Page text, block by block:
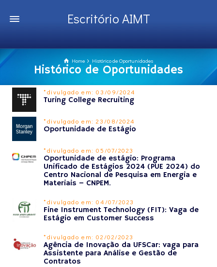
Escritório AIMT
Home Histórico de Oportunidades
Histórico de Oportunidades
*divulgado em: 03/09/2024
Turing College Recruiting
*divulgado em: 23/08/2024
Oportunidade de Estágio
*divulgado em: 05/07/2023
Oportunidade de estágio: Programa
Unificado de Estágios 2024 (PUE 2024) do
Centro Nacional de Pesquisa em Energia e
Materiais – CNPEM.
*divulgado em: 04/07/2023
Fine Instrument Technology (FIT): Vaga de
Estágio em Customer Success
*divulgado em: 02/02/2023
Agência de Inovação da UFSCar: vaga para
Assistente para Análise e Gestão de
Contratos